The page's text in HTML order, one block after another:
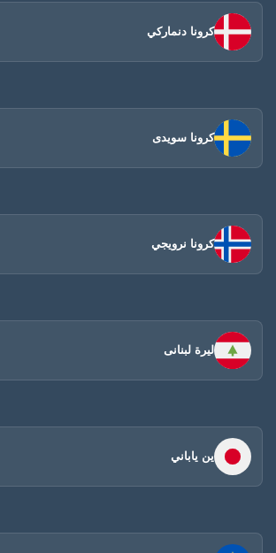
كرونا دنماركي
كرونا سويدى
كرونا نرويجي
ليرة لبنانى
ين ياباني